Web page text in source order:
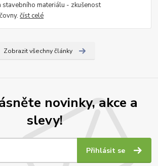
stavebního materiálu - zkušenost
číst celé
Zobrazit všechny články
novinky, akce a
slevy!
Přihlásit se